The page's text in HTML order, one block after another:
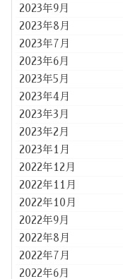
2023年9月
2023年8月
2023年7月
2023年6月
2023年5月
2023年4月
2023年3月
2023年2月
2023年1月
2022年12月
2022年11月
2022年10月
2022年9月
2022年8月
2022年7月
2022年6月